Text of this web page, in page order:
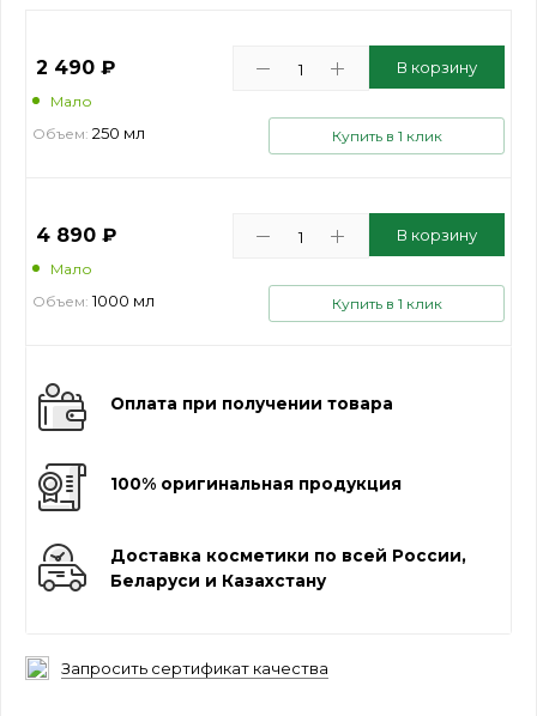
2 490 ₽
Мало
Объем: 250 мл
В корзину
Купить в 1 клик
4 890 ₽
Мало
Объем: 1000 мл
В корзину
Купить в 1 клик
Оплата при получении товара
100% оригинальная продукция
Доставка косметики по всей России,
Беларуси и Казахстану
Запросить сертификат качества